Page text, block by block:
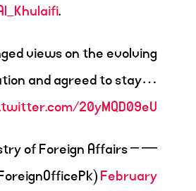
.
views on the evolving
and agreed to stay…
20yMQD09eU
of Foreign Affairs –
February